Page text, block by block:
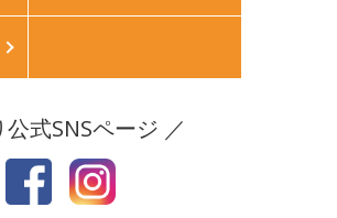
生後11ヶ月
式SNSページ ／